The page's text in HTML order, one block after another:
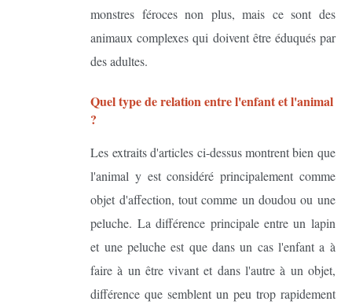
monstres féroces non plus, mais ce sont des
animaux complexes qui doivent être éduqués par
des adultes.
Quel type de relation entre l'enfant et l'animal
?
Les extraits d'articles ci-dessus montrent bien que
l'animal y est considéré principalement comme
objet d'affection, tout comme un doudou ou une
peluche. La différence principale entre un lapin
et une peluche est que dans un cas l'enfant a à
faire à un être vivant et dans l'autre à un objet,
différence que semblent un peu trop rapidement